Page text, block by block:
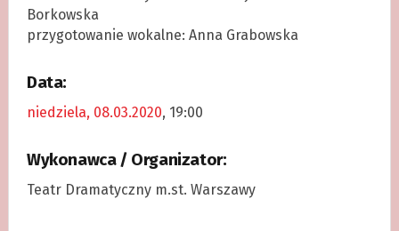
Borkowska
przygotowanie wokalne: Anna Grabowska
Data:
niedziela, 08.03.2020, 19:00
Wykonawca / Organizator:
Teatr Dramatyczny m.st. Warszawy